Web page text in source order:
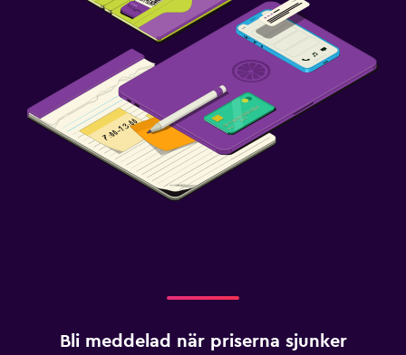
Bli meddelad när priserna sjunker